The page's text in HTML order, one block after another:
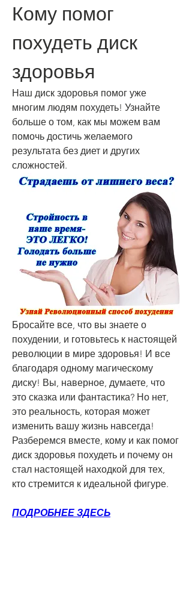
Кому помог
похудеть диск
здоровья
Наш диск здоровья помог уже
многим людям похудеть! Узнайте
больше о том, как мы можем вам
помочь достичь желаемого
результата без диет и других
сложностей.
Бросайте все, что вы знаете о
похудении, и готовьтесь к настоящей
революции в мире здоровья! И все
благодаря одному магическому
диску! Вы, наверное, думаете, что
это сказка или фантастика? Но нет,
это реальность, которая может
изменить вашу жизнь навсегда!
Разберемся вместе, кому и как помог
диск здоровья похудеть и почему он
стал настоящей находкой для тех,
кто стремится к идеальной фигуре.
ПОДРОБНЕЕ ЗДЕСЬ